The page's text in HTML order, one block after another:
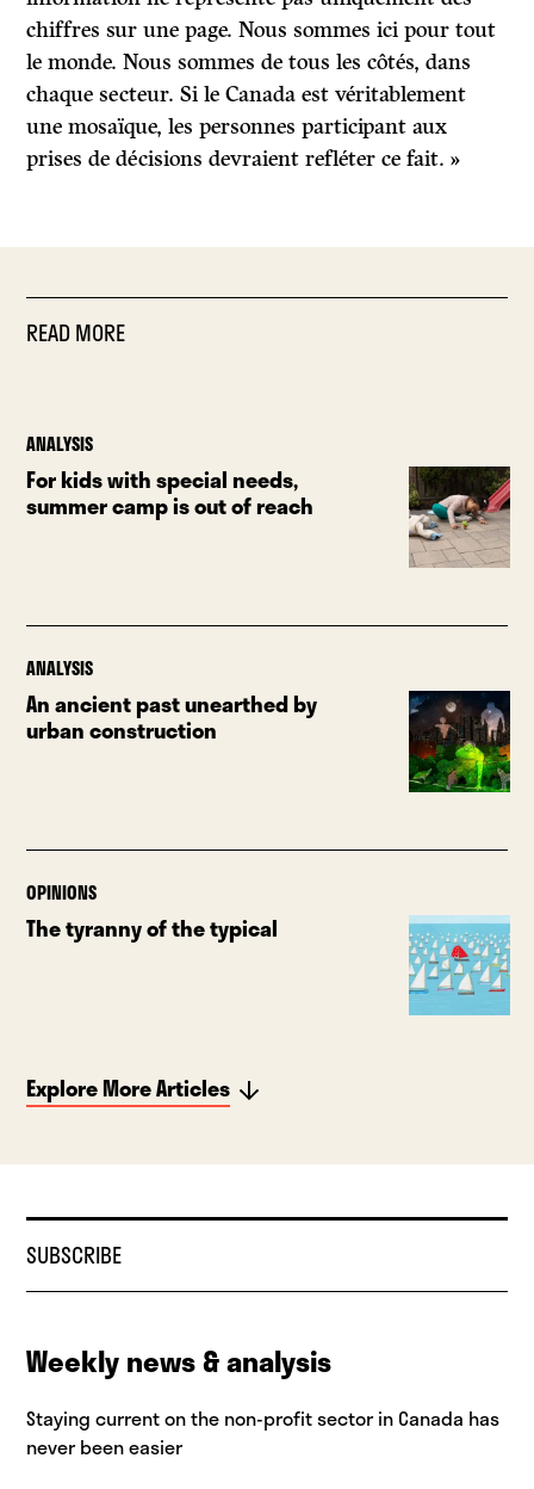
chiffres sur une page. Nous sommes ici pour tout
le monde. Nous sommes de tous les côtés, dans
chaque secteur. Si le Canada est véritablement
une mosaïque, les personnes participant aux
prises de décisions devraient refléter ce fait. »
READ MORE
ANALYSIS
For kids with special needs,
summer camp is out of reach
ANALYSIS
An ancient past unearthed by
urban construction
OPINIONS
The tyranny of the typical
Explore More Articles
SUBSCRIBE
Weekly news & analysis
Staying current on the non-profit sector in Canada has
never been easier